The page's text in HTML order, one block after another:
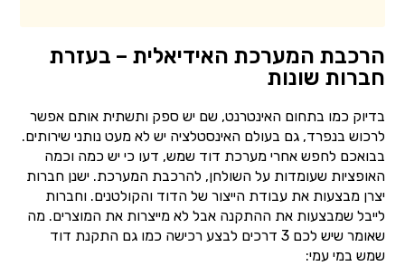
הרכבת המערכת האידיאלית – בעזרת
חברות שונות
בדיוק כמו בתחום האינטרנט, שם יש ספק ותשתית אותם אפשר
לרכוש בנפרד, גם בעולם האינסטלציה יש לא מעט נותני שירותים.
בבואכם לחפש אחרי מערכת דוד שמש, דעו כי יש כמה וכמה
האופציות שעומדות על השולחן, להרכבת המערכת. ישנן חברות
יצרן מבצעות את עבודת הייצור של הדוד והקולטנים. וחברות
לייבל שמבצעות את ההתקנה אבל לא מייצרות את המוצרים. מה
שאומר שיש לכם 3 דרכים לבצע רכישה כמו גם התקנת דוד
שמש במי עמי: